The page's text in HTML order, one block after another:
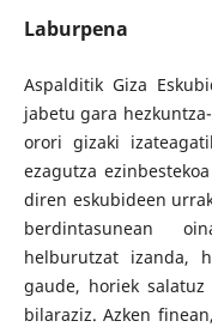
Laburpena
Aspalditik Giza
jabetu gara
orori gizaki
ezagutza
diren eskubideen
berdintasunean
helburutzat izanda,
gaude, horiek
bilaraziz. Azken